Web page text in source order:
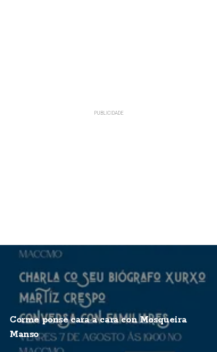
Corme ponse cara a cara con Mosqueira
Manso